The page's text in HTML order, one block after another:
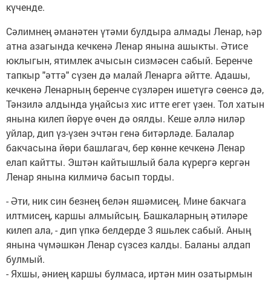
күченде.
Сәлимнең әманәтен үтәми булдыра алмады Ленар, һәр
атна азагында кечкенә Ленар янына ашыкты. Әтисе
юклыгын, ятимлек ачысын сизмәсен сабый. Беренче
тапкыр "әттә" сүзен дә малай Ленарга әйтте. Адашы,
кечкенә Ленарның беренче сүзләрен ишетүгә сөенсә дә,
Тәнзилә алдында уңайсыз хис итте егет үзен. Тол хатын
янына килеп йөрүе өчен дә оялды. Кеше әллә ниләр
уйлар, дип үз-үзен эчтән генә битәрләде. Балалар
бакчасына йөри башлагач, бер көнне кечкенә Ленар
елап кайтты. Эштән кайтышлый бала күрергә кергән
Ленар янына килмичә басып торды.
- Әти, ник син безнең белән яшәмисең. Мине бакчага
илтмисең, каршы алмыйсың. Башкаларның әтиләре
килеп ала, - дип үпкә белдерде 3 яшьлек сабый. Аның
янына чүмәшкән Ленар сүзсез калды. Баланы алдап
булмый.
- Яхшы, әниең каршы булмаса, иртән мин озатырмын